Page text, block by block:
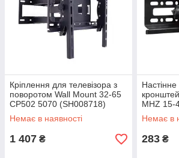
Кріплення для телевізора з
поворотом Wall Mount 32-65
CP502 5070 (SH008718)
Немає в наявності
1 407 ₴
Настінне
MHZ 15-
похилий
Немає в
283 ₴